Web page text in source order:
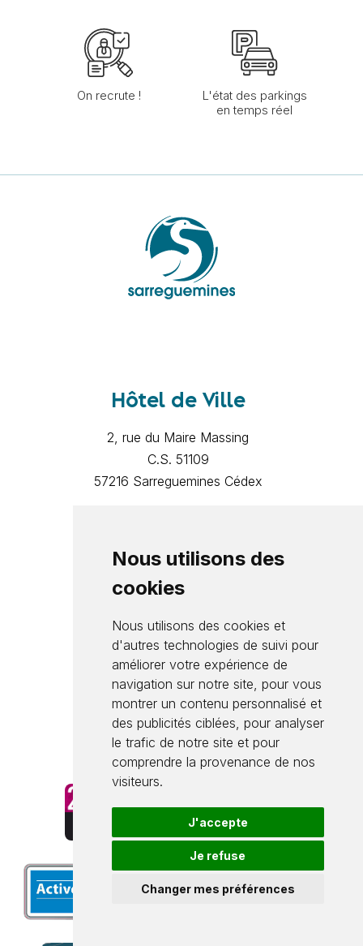
Nous utilisons des
cookies
Nous utilisons des cookies et
d'autres technologies de suivi pour
améliorer votre expérience de
navigation sur notre site, pour vous
montrer un contenu personnalisé et
des publicités ciblées, pour analyser
le trafic de notre site et pour
comprendre la provenance de nos
visiteurs.
J'accepte
Je refuse
Changer mes préférences
On recrute !
L'état des parkings
en temps réel
Hôtel de Ville
2, rue du Maire Massing
C.S. 51109
57216 Sarreguemines Cédex
Contact
Téléphone : 03 87 98 93 00
Télécopie : 03 87 95 45 81
Ouvert au public : du lundi au
vendredi de 8h à 12h et de
13h30 à 17h30
Contactez-nous par e-mail